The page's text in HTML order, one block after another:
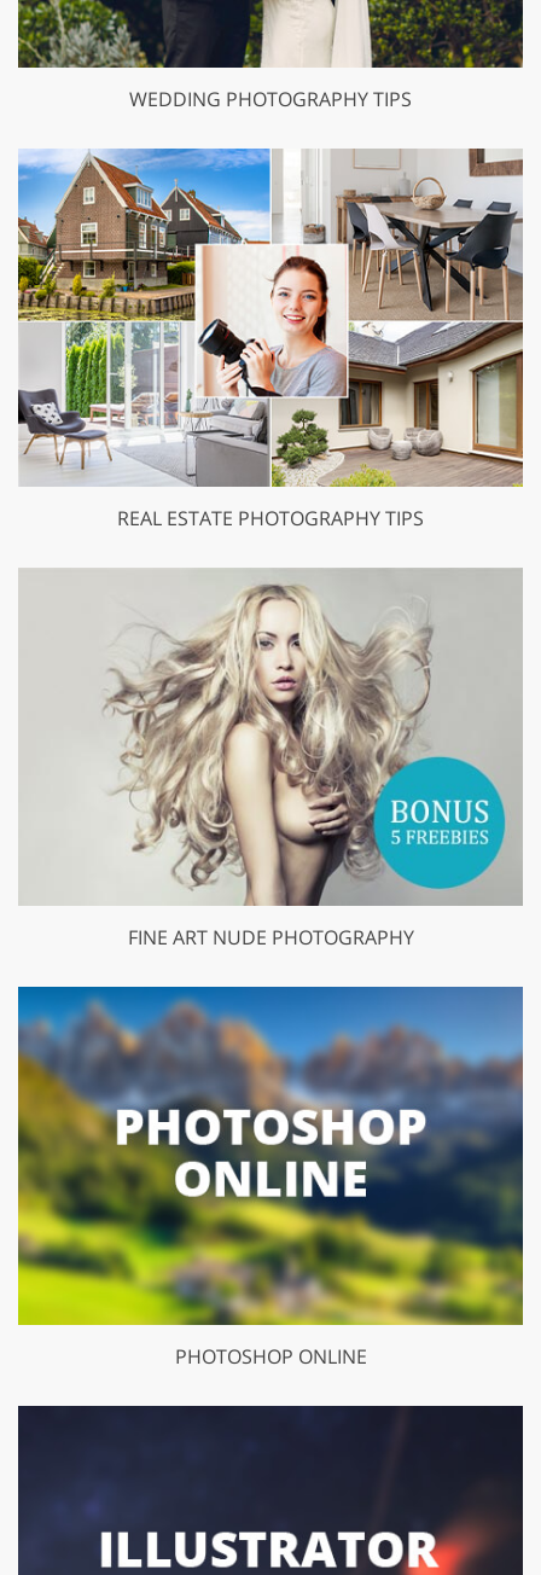
WEDDING PHOTOGRAPHY TIPS
REAL ESTATE PHOTOGRAPHY TIPS
FINE ART NUDE PHOTOGRAPHY
PHOTOSHOP ONLINE